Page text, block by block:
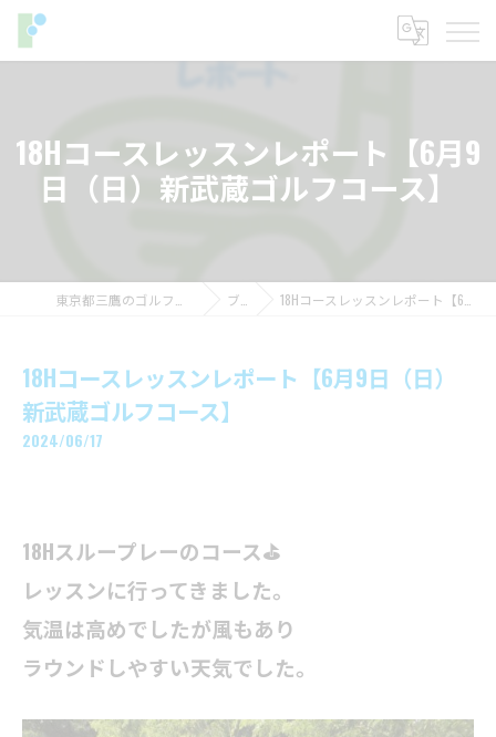
18Hコースレッスンレポート【6月9
日（日）新武蔵ゴルフコース】
ブログ 18Hコースレッスンレポート【6月9日（日）新武蔵ゴルフコース】
18Hコースレッスンレポート【6月9日（日）
新武蔵ゴルフコース】
2024/06/17
18Hスループレーのコース⛳️
レッスンに行ってきました。
気温は高めでしたが風もあり
ラウンドしやすい天気でした。